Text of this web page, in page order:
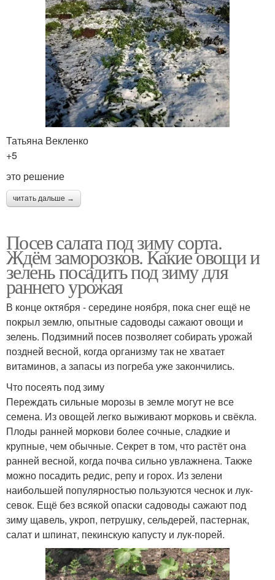
Татьяна Векленко
+5
это решение
читать дальше →
Посев салата под зиму сорта.
Ждём заморозков. Какие овощи и
зелень посадить под зиму для
раннего урожая
В конце октября - середине ноября, пока снег ещё не
покрыл землю, опытные садоводы сажают овощи и
зелень. Подзимний посев позволяет собирать урожай
поздней весной, когда организму так не хватает
витаминов, а запасы из погреба уже закончились.
Что посеять под зиму
Переждать сильные морозы в земле могут не все
семена. Из овощей легко выживают морковь и свёкла.
Плоды ранней моркови более сочные, сладкие и
крупные, чем обычные. Секрет в том, что растёт она
ранней весной, когда почва сильно увлажнена. Также
можно посадить редис, репу и горох. Из зелени
наибольшей популярностью пользуются чеснок и лук-
севок. Ещё без всякой опаски садоводы сажают под
зиму щавель, укроп, петрушку, сельдерей, пастернак,
салат и шпинат, пекинскую капусту и лук-порей.